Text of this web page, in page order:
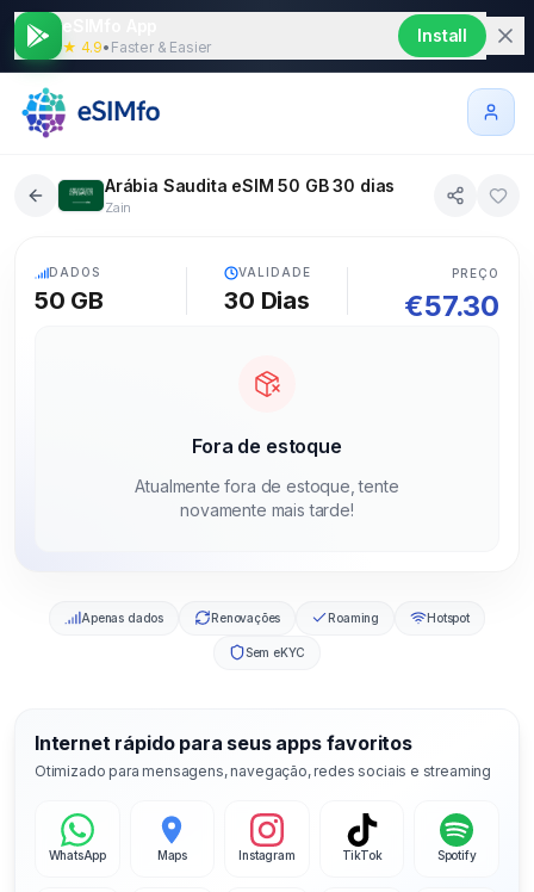
★ 4.9• Faster & Easier
Install
Arábia Saudita eSIM 50 GB 30 dias
Zain
DADOS
50 GB
VALIDADE
30 Dias
PREÇO
€57.30
Fora de estoque
Atualmente fora de estoque, tente
novamente mais tarde!
Apenas dados Renovações Roaming Hotspot
Sem eKYC
Internet rápido para seus apps favoritos
Otimizado para mensagens, navegação, redes sociais e streaming
WhatsApp Maps Instagram TikTok Spotify